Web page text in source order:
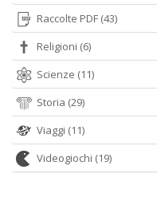
Raccolte PDF (43)
Religioni (6)
Scienze (11)
Storia (29)
Viaggi (11)
Videogiochi (19)